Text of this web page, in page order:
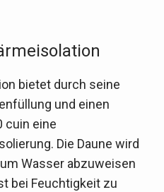
bietet durch seine
und einen
cuin eine
Die Daune wird
Wasser abzuweisen
bei Feuchtigkeit zu